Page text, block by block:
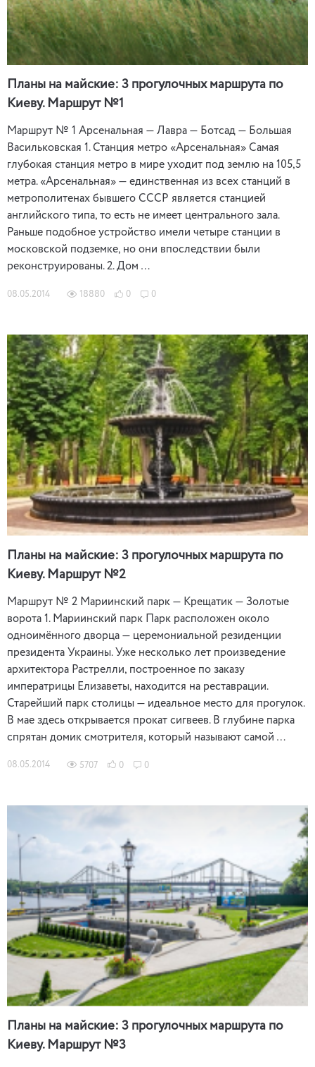
Планы на майские: 3 прогулочных маршрута по
Киеву. Маршрут №1
Маршрут № 1 Арсенальная — Лавра — Ботсад — Большая
Васильковская 1. Станция метро «Арсенальная» Самая
глубокая станция метро в мире уходит под землю на 105,5
метра. «Арсенальная» — единственная из всех станций в
метрополитенах бывшего СССР является станцией
английского типа, то есть не имеет центрального зала.
Раньше подобное устройство имели четыре станции в
московской подземке, но они впоследствии были
реконструированы. 2. Дом …
08.05.2014 18880 0 0
Планы на майские: 3 прогулочных маршрута по
Киеву. Маршрут №2
Маршрут № 2 Мариинский парк — Крещатик — Золотые
ворота 1. Мариинский парк Парк расположен около
одноимённого дворца — церемониальной резиденции
президента Украины. Уже несколько лет произведение
архитектора Растрелли, построенное по заказу
императрицы Елизаветы, находится на реставрации.
Старейший парк столицы — идеальное место для прогулок.
В мае здесь открывается прокат сигвеев. В глубине парка
спрятан домик смотрителя, который называют самой …
08.05.2014 5707 0 0
Планы на майские: 3 прогулочных маршрута по
Киеву. Маршрут №3